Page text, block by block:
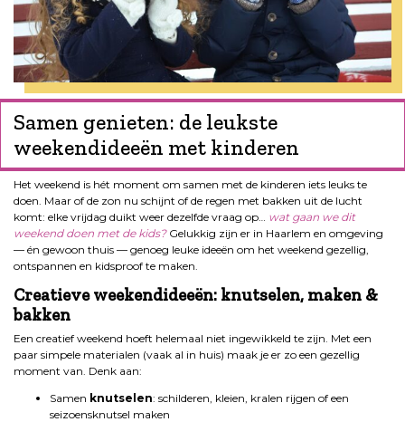
Samen genieten: de leukste
weekendideeën met kinderen
Het weekend is hét moment om samen met de kinderen iets leuks te
doen. Maar of de zon nu schijnt of de regen met bakken uit de lucht
komt: elke vrijdag duikt weer dezelfde vraag op… wat gaan we dit
weekend doen met de kids?Gelukkig zijn er in Haarlem en omgeving
— én gewoon thuis — genoeg leuke ideeën om het weekend gezellig,
ontspannen en kidsproof te maken.
Creatieve weekendideeën: knutselen, maken &
bakken
Een creatief weekend hoeft helemaal niet ingewikkeld te zijn. Met een
paar simpele materialen (vaak al in huis) maak je er zo een gezellig
moment van. Denk aan:
Samen knutselen: schilderen, kleien, kralen rijgen of een
seizoensknutsel maken